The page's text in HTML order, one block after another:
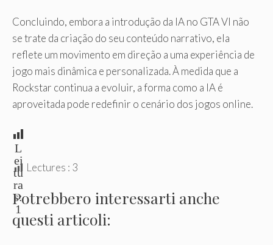
Concluindo, embora a introdução da IA ​​no GTA VI não
se trate da criação do seu conteúdo narrativo, ela
reflete um movimento em direção a uma experiência de
jogo mais dinâmica e personalizada. À medida que a
Rockstar continua a evoluir, a forma como a IA é
aproveitada pode redefinir o cenário dos jogos online.
L
ei
tu
ra
s:
1
Lectures : 3
Potrebbero interessarti anche
questi articoli: